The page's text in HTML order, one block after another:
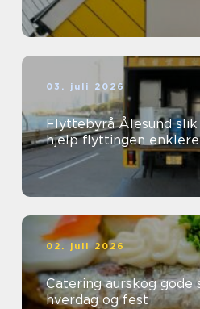
03. juli 2026
Flyttebyrå Ålesund slik gjør profesjonell
hjelp flyttingen enklere
02. juli 2026
Catering aurskog gode smaker til
hverdag og fest